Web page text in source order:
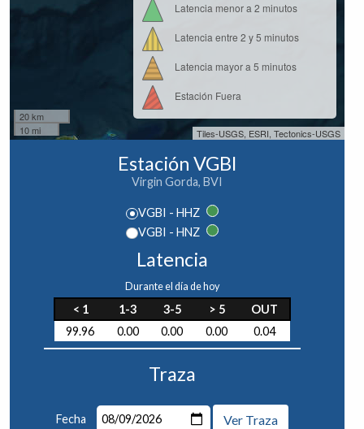
20 km
10 mi
Latencia menor a 2 minutos
Latencia entre 2 y 5 minutos
Latencia mayor a 5 minutos
Estación Fuera
Tiles-USGS, ESRI, Tectonics-USGS
Estación VGBI
Virgin Gorda, BVI
VGBI - HHZ
VGBI - HNZ
Latencia
Durante el día de hoy
< 1 1-3 3-5 > 5
OUT
99.96
0.00 0.00 0.00 0.04
Traza
Fecha Ver Traza